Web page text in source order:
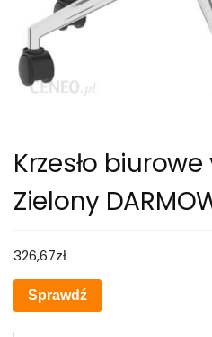
Krzesło
Zielony
326,67zł
Sprawdź